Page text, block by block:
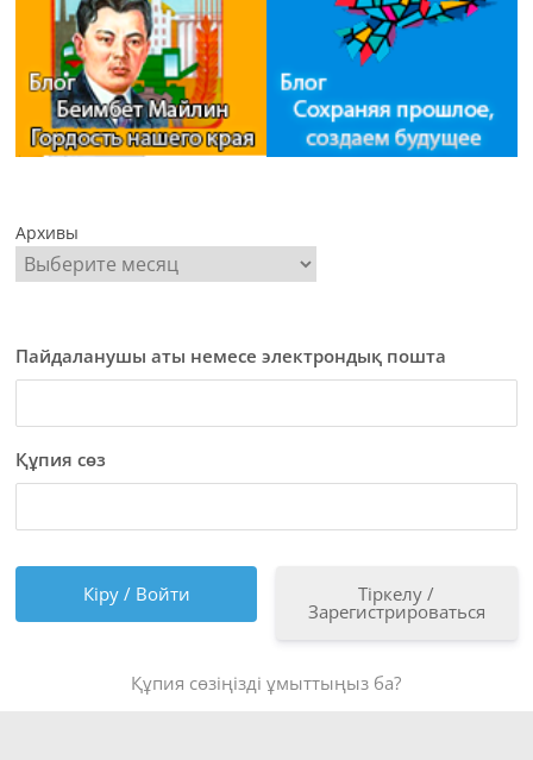
Архивы
Пайдаланушы аты немесе электрондық пошта
Құпия сөз
Тіркелу /
Зарегистрироваться
Құпия сөзіңізді ұмыттыңыз ба?